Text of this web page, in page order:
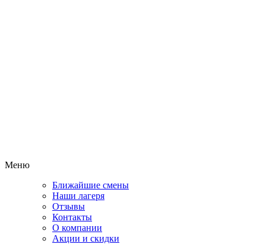
Меню
Ближайшие смены
Наши лагеря
Отзывы
Контакты
О компании
Акции и скидки